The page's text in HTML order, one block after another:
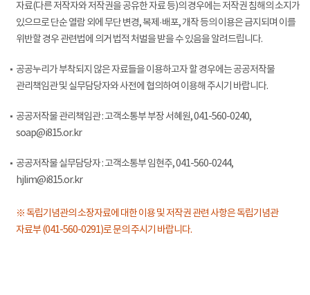
자료(다른 저작자와 저작권을 공유한 자료 등)의 경우에는 저작권 침해의 소지가
있으므로 단순 열람 외에 무단 변경, 복제·배포, 개작 등의 이용은 금지되며 이를
위반할 경우 관련법에 의거 법적 처벌을 받을 수 있음을 알려드립니다.
공공누리가 부착되지 않은 자료들을 이용하고자 할 경우에는 공공저작물
관리책임관 및 실무담당자와 사전에 협의하여 이용해 주시기 바랍니다.
공공저작물 관리책임관 : 고객소통부 부장 서혜원, 041-560-0240,
soap@i815.or.kr
공공저작물 실무담당자 : 고객소통부 임현주, 041-560-0244,
hjlim@i815.or.kr
※ 독립기념관의 소장자료에 대한 이용 및 저작권 관련 사항은 독립기념관
자료부 (041-560-0291)로 문의 주시기 바랍니다.